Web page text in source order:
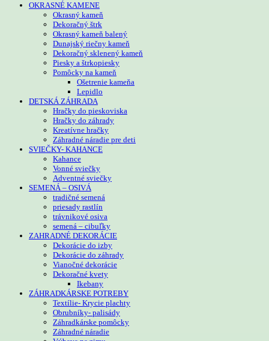
OKRASNÉ KAMENE
Okrasný kameň
Dekoračný štrk
Okrasný kameň balený
Dunajský riečny kameň
Dekoračný sklenený kameň
Piesky a štrkopiesky
Pomôcky na kameň
Ošetrenie kameňa
Lepidlo
DETSKÁ ZÁHRADA
Hračky do pieskoviska
Hračky do záhrady
Kreatívne hračky
Záhradné náradie pre deti
SVIEČKY- KAHANCE
Kahance
Vonné sviečky
Adventné sviečky
SEMENÁ – OSIVÁ
tradičné semená
priesady rastlín
trávnikové osiva
semená – cibuľky
ZAHRADNÉ DEKORÁCIE
Dekorácie do izby
Dekorácie do záhrady
Vianočné dekorácie
Dekoračné kvety
Ikebany
ZÁHRADKÁRSKE POTREBY
Textílie- Krycie plachty
Obrubníky- palisády
Záhradkárske pomôcky
Záhradné náradie